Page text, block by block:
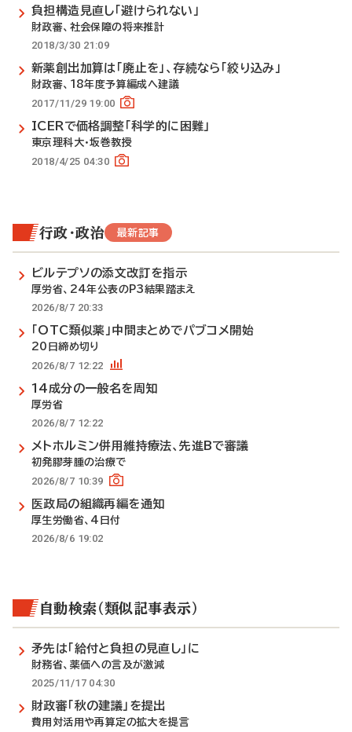
負担構造見直し「避けられない」
財政審、社会保障の将来推計
2018/3/30 21:09
新薬創出加算は「廃止を」、存続なら「絞り込み」
財政審、18年度予算編成へ建議
2017/11/29 19:00
ICERで価格調整「科学的に困難」
東京理科大・坂巻教授
2018/4/25 04:30
行政・政治 最新記事
ビルテプソの添文改訂を指示
厚労省、24年公表のP3結果踏まえ
2026/8/7 20:33
「OTC類似薬」中間まとめでパブコメ開始
20日締め切り
2026/8/7 12:22
14成分の一般名を周知
厚労省
2026/8/7 12:22
メトホルミン併用維持療法、先進Bで審議
初発膠芽腫の治療で
2026/8/7 10:39
医政局の組織再編を通知
厚生労働省、4日付
2026/8/6 19:02
自動検索（類似記事表示）
矛先は「給付と負担の見直し」に
財務省、薬価への言及が激減
2025/11/17 04:30
財政審「秋の建議」を提出
費用対活用や再算定の拡大を提言